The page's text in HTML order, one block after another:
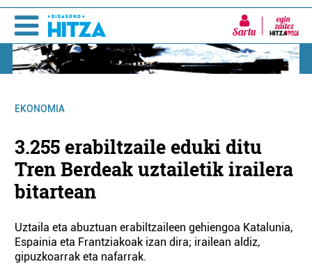
Sartu
EKONOMIA
3.255 erabiltzaile eduki ditu
Tren Berdeak uztailetik irailera
bitartean
Uztaila eta abuztuan erabiltzaileen gehiengoa Katalunia,
Espainia eta Frantziakoak izan dira; irailean aldiz,
gipuzkoarrak eta nafarrak.